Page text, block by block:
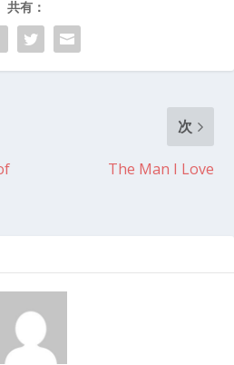
共有：
次
The Man I Love